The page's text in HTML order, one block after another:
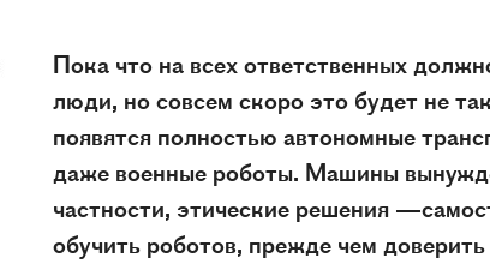
Пока что на всех ответственных
люди, но совсем скоро это будет не
появятся полностью автономные
даже военные роботы. Машины
частности, этические решения
обучить роботов, прежде чем